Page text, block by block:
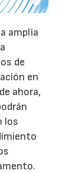
amplia
de
en
ahora,
los